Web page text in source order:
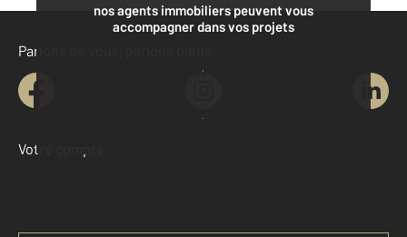
nos agents immobiliers peuvent vous
accompagner dans vos projets
Contacter l'agence
Demander une estimation
Parlons de vous, parlons biens
Votre compte :
Accéder à mon compte